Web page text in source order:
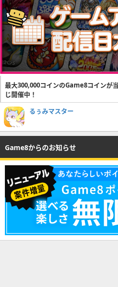
最大300,000コインのGame8コインが
じ開催中！
るぅみマスター
Game8からのお知らせ